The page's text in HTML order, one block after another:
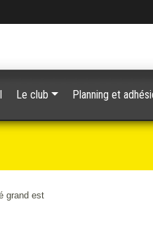
grand est
Le club Planning et